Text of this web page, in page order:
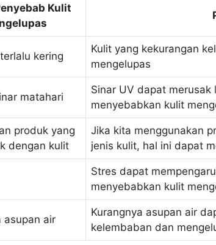
Kulit
kering
Kulit yang kekurangan
mengelupas
matahari
Sinar UV dapat
menyebabkan kulit
produk yang
dengan kulit
Jika kita menggunakan
jenis kulit, hal ini dapat
Stres dapat
menyebabkan kulit
asupan air
Kurangnya asupan air
kelembaban dan